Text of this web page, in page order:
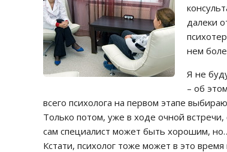
далеки
нем
Я не
– об
всего психолога на первом этапе
Только потом, уже в ходе очной
сам специалист может быть хорошим,
Кстати, психолог тоже может в это